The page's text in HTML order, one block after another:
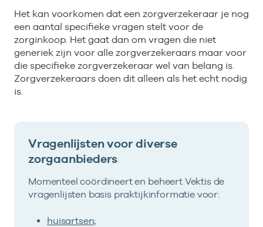
Het kan voorkomen dat een zorgverzekeraar je nog
een aantal specifieke vragen stelt voor de
zorginkoop. Het gaat dan om vragen die niet
generiek zijn voor alle zorgverzekeraars maar voor
die specifieke zorgverzekeraar wel van belang is.
Zorgverzekeraars doen dit alleen als het echt nodig
is.
Vragenlijsten voor diverse
zorgaanbieders
Momenteel coördineert en beheert Vektis de
vragenlijsten basis praktijkinformatie voor:
huisartsen;